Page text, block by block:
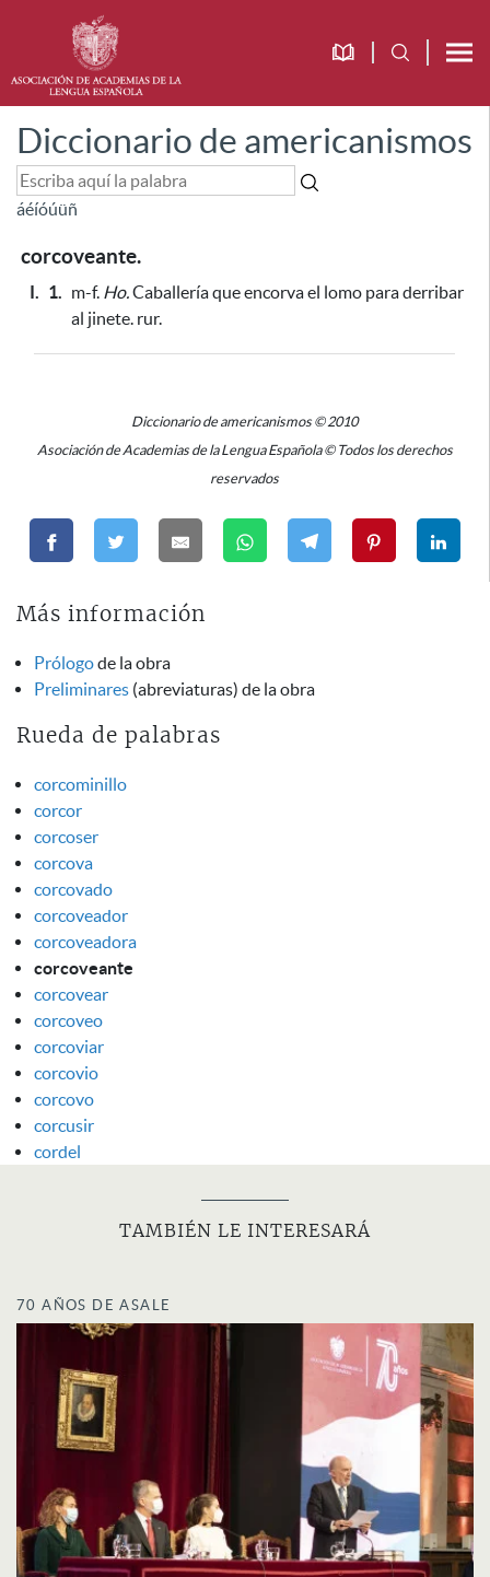
Diccionario de americanismos
áéíóúüñ
corcoveante.
I. 1. m-f. Ho.Caballería que encorva el lomo para derribar
al jinete. rur.
Diccionario de americanismos © 2010
Asociación de Academias de la Lengua Española © Todos los derechos
reservados
Más información
Prólogode la obra
Preliminares (abreviaturas) de la obra
Rueda de palabras
corcominillo
corcor
corcoser
corcova
corcovado
corcoveador
corcoveadora
corcoveante
corcovear
corcoveo
corcoviar
corcovio
corcovo
corcusir
cordel
TAMBIÉN LE INTERESARÁ
70 AÑOS DE ASALE